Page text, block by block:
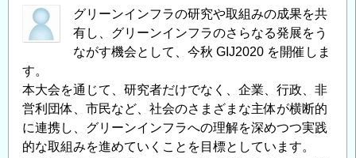
ッ
ト
ー
ク
10
周
年
グリーンインフラの研究や取組みの成果を共
有し、グリーンインフラのさらなる発展をう
ながす機会として、今秋 GIJ2020 を開催しま
す。
本大会を通じて、研究者だけでなく、企業、行政、非
営利団体、市民など、社会のさまざまな主体が横断的
に連携し、グリーンインフラへの理解を深めつつ実践
的な取組みを進めていくことを目標としています。